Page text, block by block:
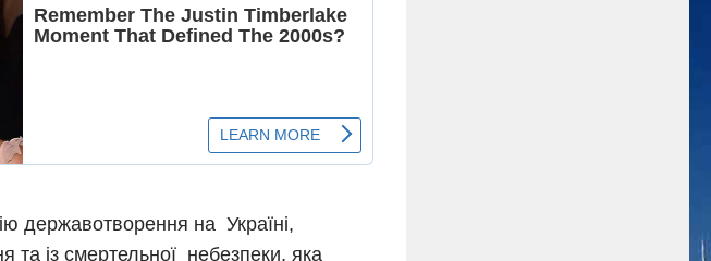
державотворення на Україні,
та із смертельної небезпеки, яка